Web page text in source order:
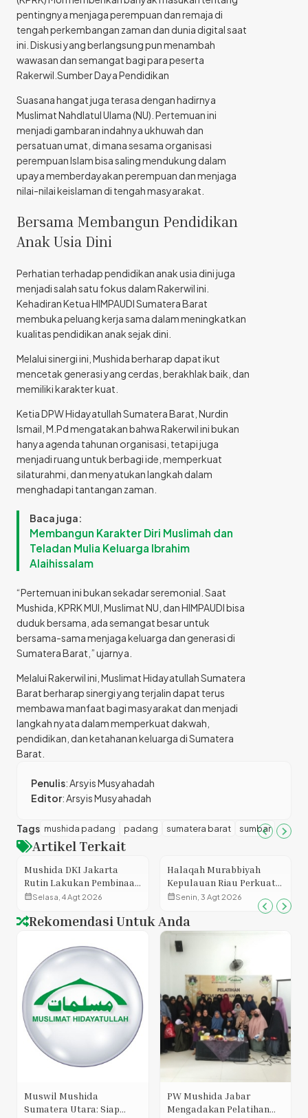
pentingnya menjaga perempuan dan remaja di
tengah perkembangan zaman dan dunia digital saat
ini. Diskusi yang berlangsung pun menambah
wawasan dan semangat bagi para peserta
Rakerwil.Sumber Daya Pendidikan
Suasana hangat juga terasa dengan hadirnya
Muslimat Nahdlatul Ulama (NU). Pertemuan ini
menjadi gambaran indahnya ukhuwah dan
persatuan umat, di mana sesama organisasi
perempuan Islam bisa saling mendukung dalam
upaya memberdayakan perempuan dan menjaga
nilai-nilai keislaman di tengah masyarakat.
Bersama Membangun Pendidikan
Anak Usia Dini
Perhatian terhadap pendidikan anak usia dini juga
menjadi salah satu fokus dalam Rakerwil ini.
Kehadiran Ketua HIMPAUDI Sumatera Barat
membuka peluang kerja sama dalam meningkatkan
kualitas pendidikan anak sejak dini.
Melalui sinergi ini, Mushida berharap dapat ikut
mencetak generasi yang cerdas, berakhlak baik, dan
memiliki karakter kuat.
Ketia DPW Hidayatullah Sumatera Barat, Nurdin
Ismail, M.Pd mengatakan bahwa Rakerwil ini bukan
hanya agenda tahunan organisasi, tetapi juga
menjadi ruang untuk berbagi ide, memperkuat
silaturahmi, dan menyatukan langkah dalam
menghadapi tantangan zaman.
Baca juga:
Membangun Karakter Diri Muslimah dan
Teladan Mulia Keluarga Ibrahim
Alaihissalam
“Pertemuan ini bukan sekadar seremonial. Saat
Mushida, KPRK MUI, Muslimat NU, dan HIMPAUDI bisa
duduk bersama, ada semangat besar untuk
bersama-sama menjaga keluarga dan generasi di
Sumatera Barat,” ujarnya.
Melalui Rakerwil ini, Muslimat Hidayatullah Sumatera
Barat berharap sinergi yang terjalin dapat terus
membawa manfaat bagi masyarakat dan menjadi
langkah nyata dalam memperkuat dakwah,
pendidikan, dan ketahanan keluarga di Sumatera
Barat.
Penulis: Arsyis Musyahadah
Editor: Arsyis Musyahadah
Tags mushida padang padang sumatera barat sumbar
Artikel Terkait
Mushida DKI Jakarta
Rutin Lakukan Pembinaan
Keagamaan di Lapas
Pondok Bambu
calendar_monthSelasa, 4 Agt 2026
Halaqah Murabbiyah
Kepulauan Riau Perkuat
Kompetensi dan Ruhiyah
Murabbiyah Muslimat
Hidayatullah
calendar_monthSenin, 3 Agt 2026
Rekomendasi Untuk Anda
Muswil Mushida
Sumatera Utara: Siap
PW Mushida Jabar
Mengadakan Pelatihan